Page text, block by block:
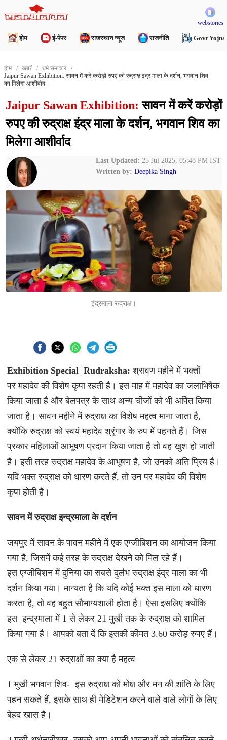
webstories
होम ई-पेपर राजस्थान न्यूज राजनीति Govt Yojna
होम ख़बरें
धर्म समाचार
Jaipur Sawan Exhibition: सावन में करें करोड़ों रुपए की रुद्राक्ष इंद्र माला के दर्शन, भगवान शिव
का मिलेगा आशीर्वाद
Jaipur Sawan Exhibition: सावन में करें करोड़ों
रुपए की रुद्राक्ष इंद्र माला के दर्शन, भगवान शिव का
मिलेगा आशीर्वाद
Last Updated: 25 Jul 2025, 05:48 PM IST
Written by: Deepika Singh
इंद्रमाला रुद्राक्ष।
Exhibition Special Rudraksha:श्रावण महीने में भक्तों
पर महादेव की विशेष कृपा रहती है। इस माह में महादेव का जलाभिषेक
किया जाता है और बेलपत्र के साथ अन्य चीजों को भी अर्पित किया
जाता है। सावन महीने में रुद्राक्ष का विशेष महत्व माना जाता है,
क्योंकि रुद्राक्ष को स्वयं महादेव श्रृंगार के रुप में पहनते हैं। जिस
प्रकार महिलाओं आभूषण प्रदान किया जाता है तो वह खुश हो जाती
है। इसी तरह रुद्राक्ष महादेव के आभूषण है, जो उनको अति प्रिय है।
यदि भक्त रुद्राक्ष को धारण करते हैं, तो उन पर महादेव की विशेष
कृपा होती है।
सावन में रुद्राक्ष इन्द्रमाला के दर्शन
जयपुर में सावन के पावन महीने में एक एग्जीबिशन का आयोजन किया
गया है, जिसमें कई तरह के रुद्राक्ष देखने को मिल रहे हैं।
इस एग्जीबिशन में दुनिया का सबसे दुर्लभ रुद्राक्ष इंद्र माला का भी
दर्शन किया गया। मान्यता है कि यदि कोई भक्त इस माला को धारण
करता है, तो वह बहुत सौभाग्यशाली होता है। ऐसा इसलिए क्योंकि
इस इन्द्रमाला में 1 से लेकर 21 मुखी तक के रुद्राक्ष को शामिल
किया गया है। आपको बता दें कि इसकी कीमत 3.60 करोड़ रुपए हैं।
एक से लेकर 21 रुद्राक्षों का क्या है महत्व
1 मुखी भगवान शिव- इस रुद्राक्ष को मोक्ष और मन की शांति के लिए
पहन सकते हैं, इसके साथ ही मेडिटेशन करने वाले वाले लोगों के लिए
बेहद खास है।